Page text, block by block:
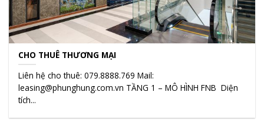
CHO THUÊ THƯƠNG MẠI
Liên hệ cho thuê: 079.8888.769 Mail:
leasing@phunghung.com.vn TẦNG 1 – MÔ HÌNH FNB Diện
tích...